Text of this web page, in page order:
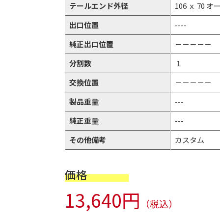
テールエンド外径
106 ｘ 70 オ
出口位置
----
純正出口位置
－－－－－
分割数
１
交換位置
－－－－－
製品重量
---
純正重量
---
その他備考
カスタム
価格
13,640円 （税込）